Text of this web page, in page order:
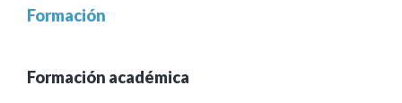
Formación
Formación académica